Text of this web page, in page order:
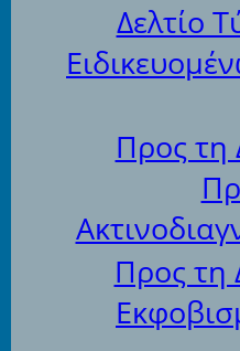
Δελτίο
Προς τη
Προς τη